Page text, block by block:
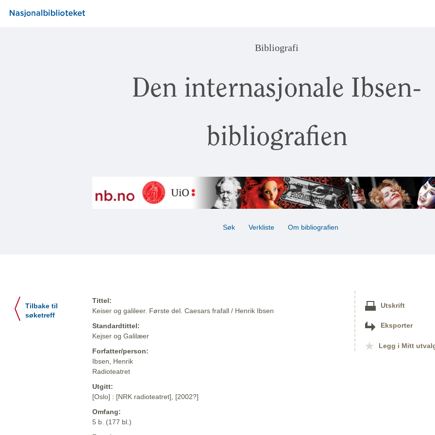
Bibliografi
Den internasjonale Ibsen-
bibliografien
Søk Verkliste Om bibliografien
Tilbake til
søketreff
Tittel:
Keiser og galileer. Første del. Caesars frafall / Henrik Ibsen
Standardtittel:
Kejser og Galilæer
Forfatter/person:
Ibsen, Henrik
Radioteatret
Utgitt:
[Oslo] : [NRK radioteatret], [2002?]
Omfang:
5 b. (177 bl.)
Utskrift
Eksporter
Legg i Mitt